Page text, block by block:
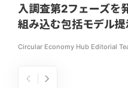
入調査第2フェーズを
組み込む包括モデル提
Circular Economy Hub Editorial